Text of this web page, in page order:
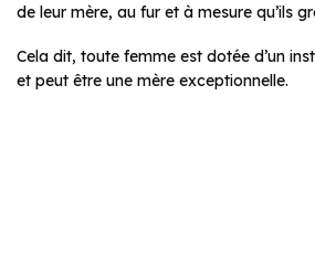
de leur mère, au fur et à mesure qu’ils
Cela dit, toute femme est dotée d’un
et peut être une mère exceptionnelle.